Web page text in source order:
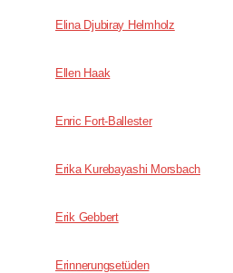
Elina Djubiray Helmholz
Ellen Haak
Enric Fort-Ballester
Erika Kurebayashi Morsbach
Erik Gebbert
Erinnerungsetüden